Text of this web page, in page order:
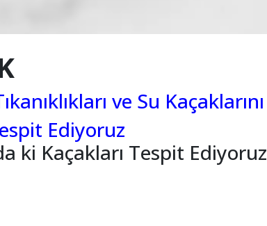
ve Su Kaçaklarını
Ediyoruz
ki Kaçakları Tespit Ediyoruz